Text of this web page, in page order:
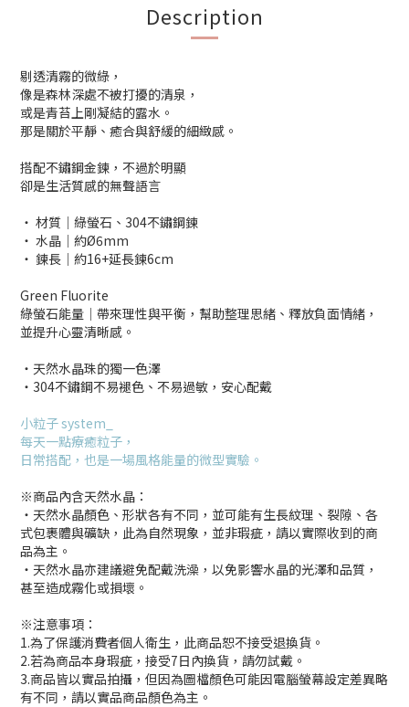
Description
剔透清霧的微綠，
像是森林深處不被打擾的清泉，
或是青苔上剛凝結的露水。
那是關於平靜、癒合與舒緩的細緻感。
搭配不鏽鋼金鍊，不過於明顯
卻是生活質感的無聲語言
‧ 材質│綠螢石、304不鏽鋼鍊
‧ 水晶│約Ø6mm
‧ 鍊長│約16+延長鍊6cm
Green Fluorite
綠螢石能量│帶來理性與平衡，幫助整理思緒、釋放負面情緒，
並提升心靈清晰感。
・天然水晶珠的獨一色澤
・304不鏽鋼不易褪色、不易過敏，安心配戴
小粒子 system_
每天一點療癒粒子，
日常搭配，也是一場風格能量的微型實驗。
※商品內含天然水晶：
‧天然水晶顏色、形狀各有不同，並可能有生長紋理、裂隙、各
式包裹體與礦缺，此為自然現象，並非瑕疵，請以實際收到的商
品為主。
‧天然水晶亦建議避免配戴洗澡，以免影響水晶的光澤和品質，
甚至造成霧化或損壞。
※注意事項：
1.為了保護消費者個人衛生，此商品恕不接受退換貨。
2.若為商品本身瑕疵，接受7日內換貨，請勿試戴。
3.商品皆以實品拍攝，但因為圖檔顏色可能因電腦螢幕設定差異略
有不同，請以實品商品顏色為主。